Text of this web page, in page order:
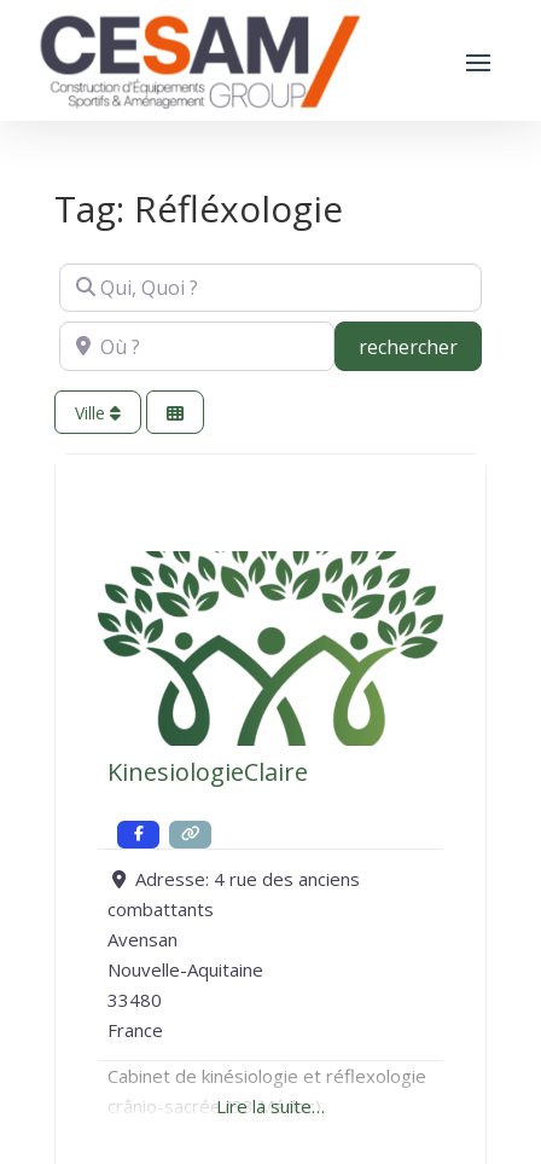
Tag: Réfléxologie
Qui, Quoi ?
Où ? rechercher
Ville
KinesiologieClaire
Adresse: 4 rue des anciens
combattants
Avensan
Nouvelle-Aquitaine
33480
France
Cabinet de kinésiologie et réflexologie
crânio-sacrée (33 Médoc)
Lire la suite…